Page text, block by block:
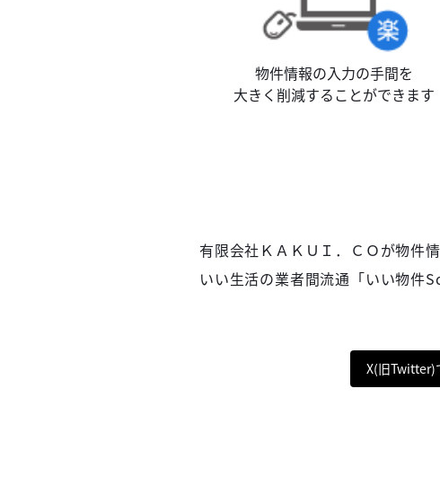
物件情報の入力の手間を
大きく削減することができます
有限会社ＫＡＫＵＩ．ＣＯが物件
いい生活の業者間流通「いい物件
X(旧Twitter)